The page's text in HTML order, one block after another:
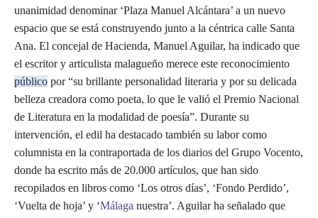
unanimidad denominar ‘Plaza Manuel Alcántara’ a un nuevo
espacio que se está construyendo junto a la céntrica calle Santa
Ana. El concejal de Hacienda, Manuel Aguilar, ha indicado que
el escritor y articulista malagueño merece este reconocimiento
público por “su brillante personalidad literaria y por su delicada
belleza creadora como poeta, lo que le valió el Premio Nacional
de Literatura en la modalidad de poesía”. Durante su
intervención, el edil ha destacado también su labor como
columnista en la contraportada de los diarios del Grupo Vocento,
donde ha escrito más de 20.000 artículos, que han sido
recopilados en libros como ‘Los otros días’, ‘Fondo Perdido’,
‘Vuelta de hoja’ y ‘Málaga nuestra’. Aguilar ha señalado que